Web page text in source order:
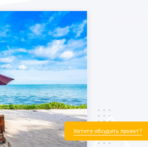
Хотите обсудить проект?